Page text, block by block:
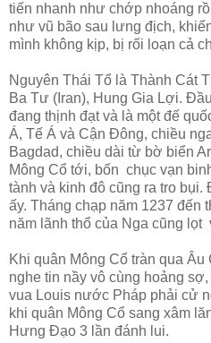
tiến nhanh như chớp nhoáng
như vũ bão sau lưng địch,
mình không kịp, bị rối loạn cả
Nguyên Thái Tổ là Thành Cát
Ba Tư (Iran), Hung Gia Lợi.
đang thịnh đạt và là một đế
Á, Tế Á và Cận Đông, chiều
Bagdad, chiều dài từ bờ biển
Mông Cổ tới, bốn chục vạn
tành và kinh đô cũng ra tro
ấy. Tháng chạp năm 1237 đến
năm lãnh thổ của Nga cũng lọt
Khi quân Mông Cổ tràn qua
nghe tin nầy vô cùng hoảng
vua Louis nước Pháp phải cử
khi quân Mông Cổ sang xâm
Hưng Đạo 3 lần đánh lui.